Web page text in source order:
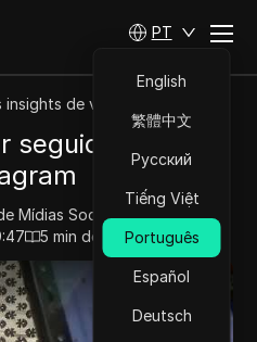
PT
English
繁體中文
Русский
Tiếng Việt
Português
Español
Deutsch
insights de vídeos
seguidores do
Mídias Sociais
5 min de leitura
seguidores do Instagram